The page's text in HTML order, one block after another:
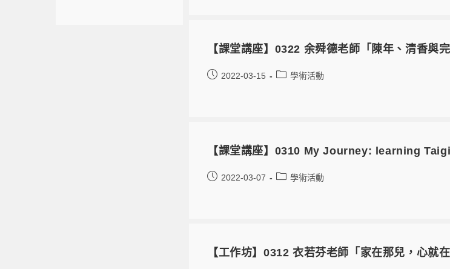
【課堂講座】0322 余舜德老師「陳年、清香與
2022-03-15 學術活動
【課堂講座】0310 My Journey: learning
2022-03-07 學術活動
【工作坊】0312 衣若芬老師「家在那兒，心就